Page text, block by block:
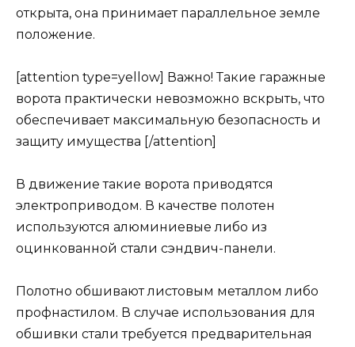
открыта, она принимает параллельное земле
положение.
[attention type=yellow] Важно! Такие гаражные
ворота практически невозможно вскрыть, что
обеспечивает максимальную безопасность и
защиту имущества [/attention]
В движение такие ворота приводятся
электроприводом. В качестве полотен
используются алюминиевые либо из
оцинкованной стали сэндвич-панели.
Полотно обшивают листовым металлом либо
профнастилом. В случае использования для
обшивки стали требуется предварительная